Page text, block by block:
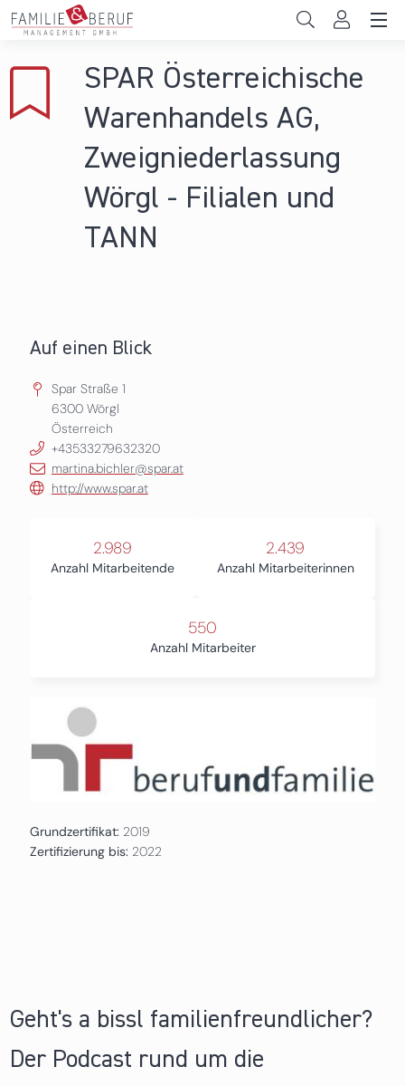
Direkt zum Inhalt
Gemeinden
Hochschulen
Persönliche Vereinbarkeit
Das sind wir
SPAR Österreichische
Warenhandels AG,
Zweigniederlassung
Wörgl - Filialen und
TANN
Auf einen Blick
Spar Straße 1
6300 Wörgl
Österreich
+43533279632320
martina.bichler@spar.at
http://www.spar.at
2.989
Anzahl Mitarbeitende
2.439
Anzahl Mitarbeiterinnen
550
Anzahl Mitarbeiter
Grundzertifikat: 2019
Zertifizierung bis: 2022
Geht's a bissl familienfreundlicher?
Der Podcast rund um die